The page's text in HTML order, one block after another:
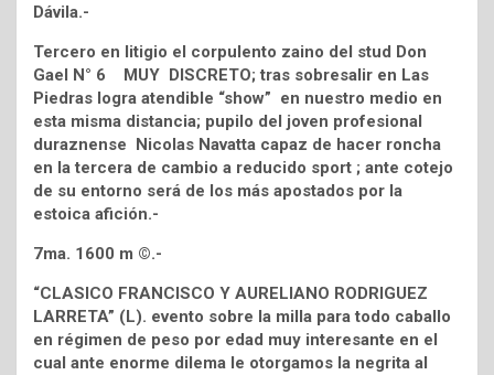
Dávila.-
Tercero en litigio el corpulento zaino del stud Don
Gael N° 6 MUY DISCRETO; tras sobresalir en Las
Piedras logra atendible “show” en nuestro medio en
esta misma distancia; pupilo del joven profesional
duraznense Nicolas Navatta capaz de hacer roncha
en la tercera de cambio a reducido sport ; ante cotejo
de su entorno será de los más apostados por la
estoica afición.-
7ma. 1600 m ©.-
“CLASICO FRANCISCO Y AURELIANO RODRIGUEZ
LARRETA” (L). evento sobre la milla para todo caballo
en régimen de peso por edad muy interesante en el
cual ante enorme dilema le otorgamos la negrita al